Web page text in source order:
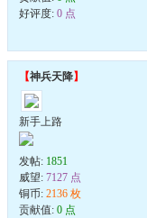
好评度: 0 点
【神兵天降】
新手上路
发帖: 1851
威望: 7127 点
铜币: 2136 枚
贡献值: 0 点